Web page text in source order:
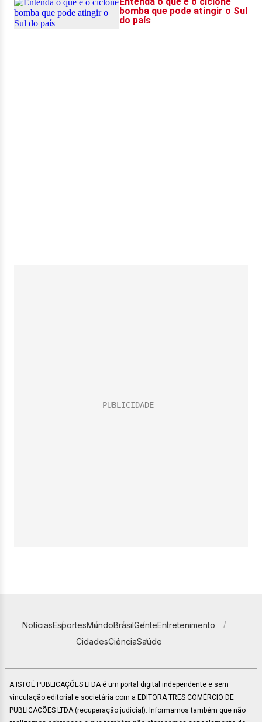
NotíciasEsportesMundoBrasilGenteEntretenimento
CidadesCiênciaSaúde
A ISTOÉ PUBLICAÇÕES LTDA é um portal digital independente e sem
vinculação editorial e societária com a EDITORA TRES COMÉRCIO DE
PUBLICACÕES LTDA (recuperação judicial). Informamos também que não